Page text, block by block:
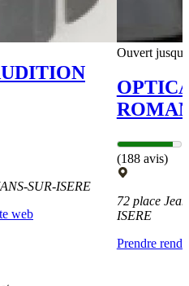
SUR-ISERE
web
Ouvert
(188 avis)
72 place
ISERE
Prendre